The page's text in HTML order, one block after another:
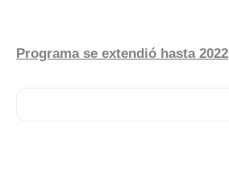
Programa se extendió hasta 2022